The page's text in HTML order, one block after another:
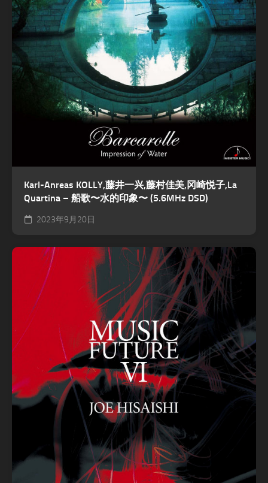
Karl-Anreas KOLLY,藤井一兴,藤村佳美,冈崎悦子,La
Quartina – 船歌〜水的印象〜 (5.6MHz DSD)
2023年9月20日